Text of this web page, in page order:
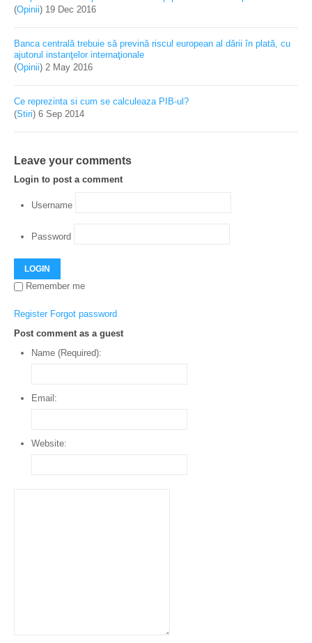
(Opinii) 19 Dec 2016
Banca centrală trebuie să prevină riscul european al dării în plată, cu
ajutorul instanţelor internaţionale
(Opinii) 2 May 2016
Ce reprezinta si cum se calculeaza PIB-ul?
(Stiri) 6 Sep 2014
Leave your comments
Login to post a comment
Username
Password
LOGIN
Remember me
Register Forgot password
Post comment as a guest
Name (Required):
Email:
Website: